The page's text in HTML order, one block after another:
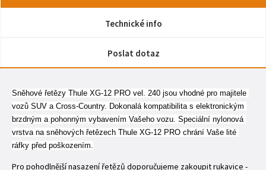
Technické info
Poslat dotaz
Sněhové řetězy Thule XG-12 PRO vel. 240 jsou vhodné pro majitele
vozů SUV a Cross-Country. Dokonalá kompatibilita s elektronickým
brzdným a pohonným vybavením Vašeho vozu. Speciální nylonová
vrstva na sněhových řetězech Thule XG-12 PRO chrání Vaše lité
ráfky před poškozením.
Pro pohodlnější nasazení řetězů doporučujeme zakoupit rukavice -